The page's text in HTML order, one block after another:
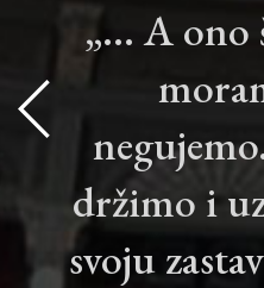
„... A ono
držimo i
svoju